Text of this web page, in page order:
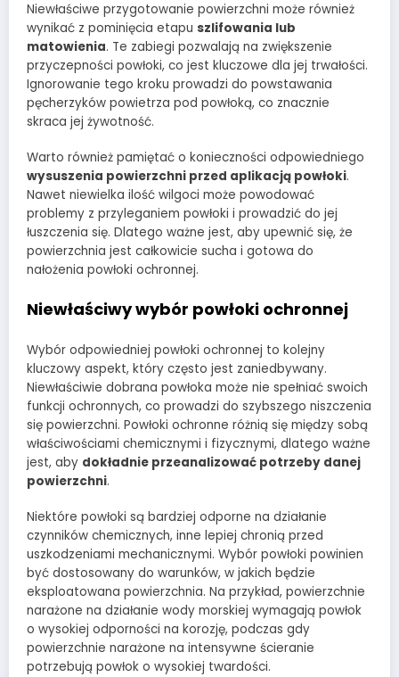
Niewłaściwe przygotowanie powierzchni może również
wynikać z pominięcia etapu szlifowania lub
matowienia. Te zabiegi pozwalają na zwiększenie
przyczepności powłoki, co jest kluczowe dla jej trwałości.
Ignorowanie tego kroku prowadzi do powstawania
pęcherzyków powietrza pod powłoką, co znacznie
skraca jej żywotność.
Warto również pamiętać o konieczności odpowiedniego
wysuszenia powierzchni przed aplikacją powłoki.
Nawet niewielka ilość wilgoci może powodować
problemy z przyleganiem powłoki i prowadzić do jej
łuszczenia się. Dlatego ważne jest, aby upewnić się, że
powierzchnia jest całkowicie sucha i gotowa do
nałożenia powłoki ochronnej.
Niewłaściwy wybór powłoki ochronnej
Wybór odpowiedniej powłoki ochronnej to kolejny
kluczowy aspekt, który często jest zaniedbywany.
Niewłaściwie dobrana powłoka może nie spełniać swoich
funkcji ochronnych, co prowadzi do szybszego niszczenia
się powierzchni. Powłoki ochronne różnią się między sobą
właściwościami chemicznymi i fizycznymi, dlatego ważne
jest, aby dokładnie przeanalizować potrzeby danej
powierzchni.
Niektóre powłoki są bardziej odporne na działanie
czynników chemicznych, inne lepiej chronią przed
uszkodzeniami mechanicznymi. Wybór powłoki powinien
być dostosowany do warunków, w jakich będzie
eksploatowana powierzchnia. Na przykład, powierzchnie
narażone na działanie wody morskiej wymagają powłok
o wysokiej odporności na korozję, podczas gdy
powierzchnie narażone na intensywne ścieranie
potrzebują powłok o wysokiej twardości.